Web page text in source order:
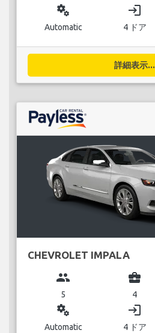
miscellaneous_services
Automatic
login
4 ドア
詳細表示...
CHEVROLET IMPALA
group
5
business_center
4
miscellaneous_services
Automatic
login
4 ドア